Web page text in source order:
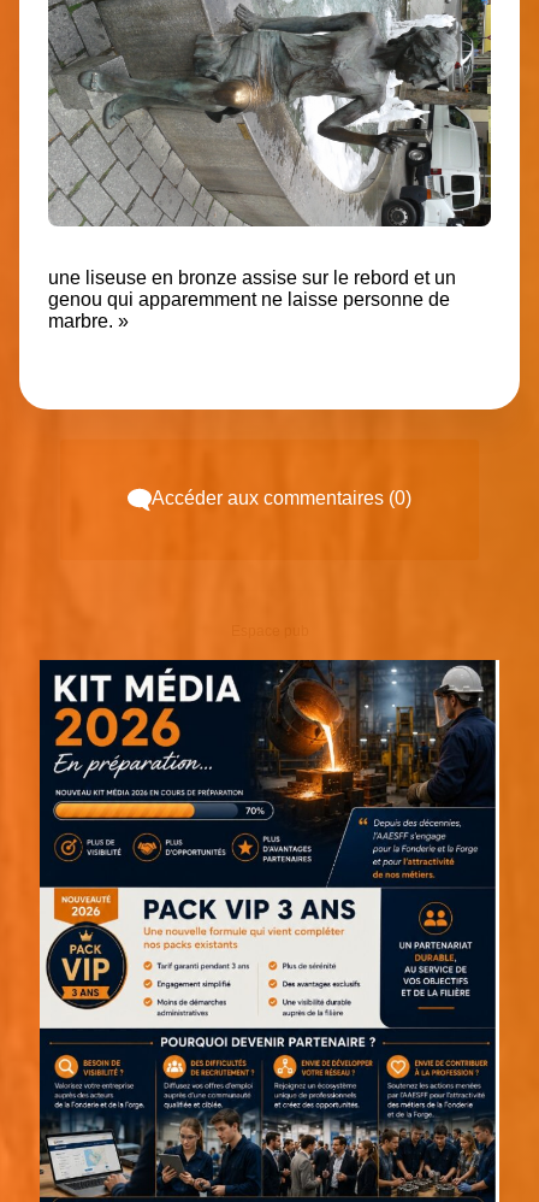
une liseuse en bronze assise sur le rebord et un
genou qui apparemment ne laisse personne de
marbre. »
Accéder aux commentaires (0)